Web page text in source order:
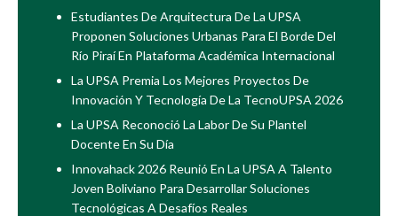
Estudiantes De Arquitectura De La UPSA
Proponen Soluciones Urbanas Para El Borde Del
Río Piraí En Plataforma Académica Internacional
La UPSA Premia Los Mejores Proyectos De
Innovación Y Tecnología De La TecnoUPSA 2026
La UPSA Reconoció La Labor De Su Plantel
Docente En Su Día
Innovahack 2026 Reunió En La UPSA A Talento
Joven Boliviano Para Desarrollar Soluciones
Tecnológicas A Desafíos Reales